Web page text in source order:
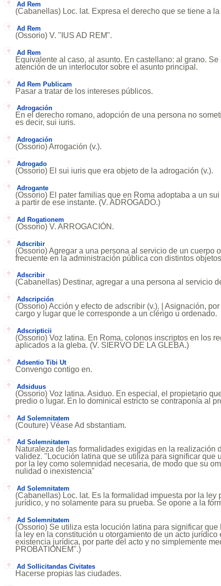
Ad Rem
(Cabanellas) Loc. lat. Expresa el derecho que se tiene a
Ad Rem
(Ossorio) V. "IUS AD REM".
Ad Rem
Equivalente al caso, al asunto. En castellano: al grano.
atención de un interlocutor sobre el asunto principal.
Ad Rem Publicam
Pasar a tratar de los intereses públicos.
Adrogación
En el derecho romano, adopción de una persona no
es decir, sui iuris.
Adrogación
(Ossorio) Arrogación (v.).
Adrogado
(Ossorio) El sui iuris que era objeto de la adrogación (v.).
Adrogante
(Ossorio) El pater familias que en Roma adoptaba a un
a partir de ese instante. (V. ADROGADO.)
Ad Rogationem
(Ossorio) V. ARROGACIÓN.
Adscribir
(Ossorio) Agregar a una persona al servicio de un cuerpo
frecuente en la administración pública con distintos
Adscribir
(Cabanellas) Destinar, agregar a una persona al servicio
Adscripción
(Ossorio) Acción y efecto de adscribir (v.). | Asignación,
cargo y lugar que le corresponde a un clérigo u ordenado.
Adscripticii
(Ossorio) Voz latina. En Roma, colonos inscriptos en los
aplicados a la gleba. (V. SIERVO DE LA GLEBA.)
Adsentio Tibi Ut
Convengo contigo en.
Adsiduus
(Ossorio) Voz latina. Asiduo. En especial, el propietario
predio o lugar. En lo dominical estricto se contraponía al
Ad Solemnitatem
(Couture) Véase Ad sbstantiam.
Ad Solemnitatem
Naturaleza de las formalidades exigidas en la realización
validez. "Locución latina que se utiliza para significar que
por la ley como solemnidad necesaria, de modo que su
nulidad o inexistencia"
Ad Solemnitatem
(Cabanellas) Loc. lat. Es la formalidad impuesta por la ley
jurídico, y no solamente para su prueba. Se opone a la
Ad Solemnitatem
(Ossorio) Se utiliza esta locución latina para significar
la ley en la constitución u otorgamiento de un acto
existencia jurídica, por parte del acto y no simplemente
PROBATIONEM".)
Ad Sollicitandas Civitates
Hacerse propias las ciudades.